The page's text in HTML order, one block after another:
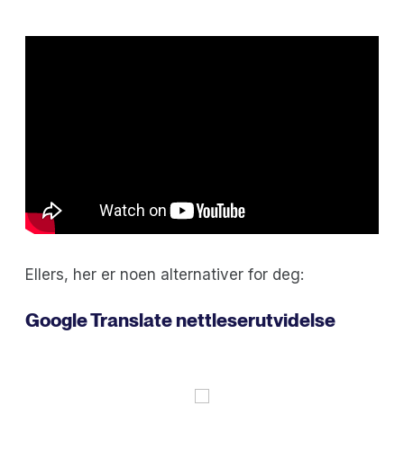
Ellers, her er noen alternativer for deg:
Google Translate nettleserutvidelse